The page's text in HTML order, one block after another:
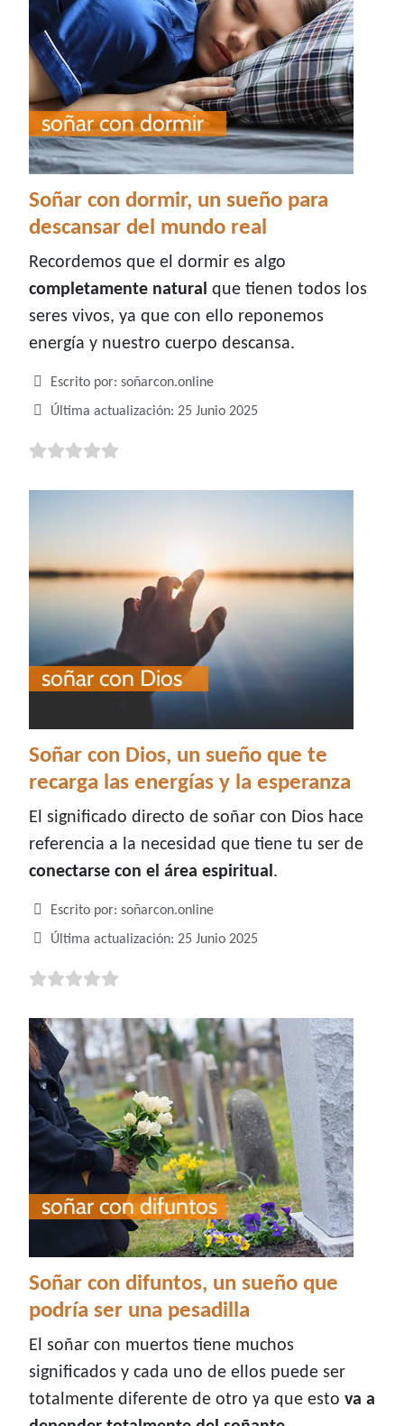
Soñar con dormir, un sueño para
descansar del mundo real
Recordemos que el dormir es algo
completamente natural que tienen todos los
seres vivos, ya que con ello reponemos
energía y nuestro cuerpo descansa.
Detalles
Escrito por: soñarcon.online
Última actualización: 25 Junio 2025
Soñar con Dios, un sueño que te
recarga las energías y la esperanza
El significado directo de soñar con Dios hace
referencia a la necesidad que tiene tu ser de
conectarse con el área espiritual.
Detalles
Escrito por: soñarcon.online
Última actualización: 25 Junio 2025
Soñar con difuntos, un sueño que
podría ser una pesadilla
El soñar con muertos tiene muchos
significados y cada uno de ellos puede ser
totalmente diferente de otro ya que esto va a